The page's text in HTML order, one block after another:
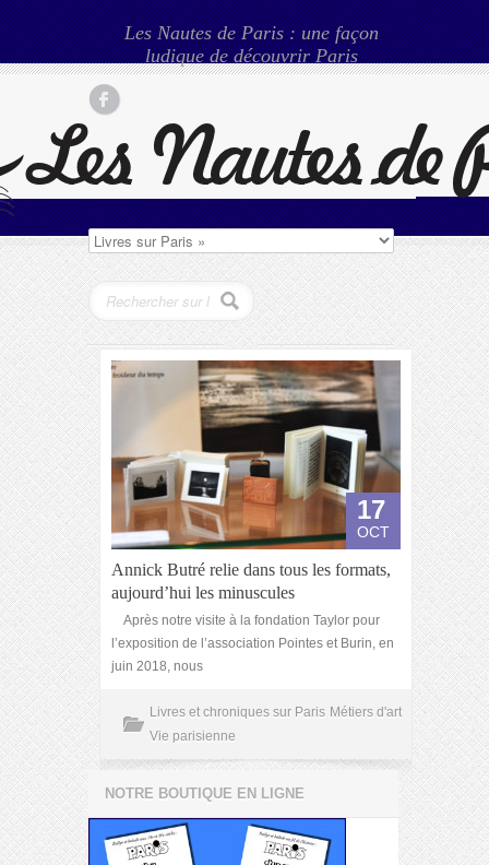
Les Nautes de Paris : une façon
ludique de découvrir Paris
17
OCT
Annick Butré relie dans tous les formats,
aujourd’hui les minuscules
Après notre visite à la fondation Taylor pour
l’exposition de l’association Pointes et Burin, en
juin 2018, nous
Livres et chroniques sur Paris Métiers d'art
Vie parisienne
NOTRE BOUTIQUE EN LIGNE